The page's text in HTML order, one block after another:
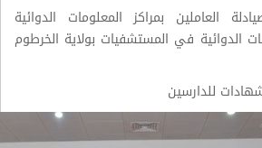
العاملين بمراكز المعلومات الدوائية
الدوائية في المستشفيات بولاية الخرطوم
للدارسين